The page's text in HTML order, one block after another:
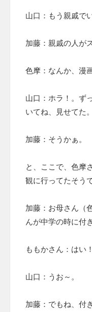
山口：もう親戚で
加藤：親戚の人が
色摩：なんか、漫
山口：ホラ！。ず
いてね、見せてた
加藤：そうかぁ。
と、ここで、色摩
観に行ってたそう
加藤：お母さん（
んが中学の時に付
ももかさん：はい！
山口：うお～。
加藤：でもね、付